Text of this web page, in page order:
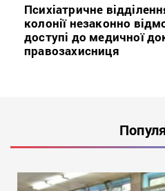
Психіатричне
колонії незаконно
доступі до медичної
правозахисниця